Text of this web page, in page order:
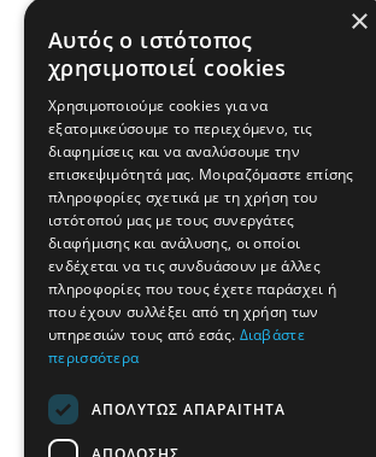
Πηγή
Previous Post
Ηλιόπουλος: «Ομολογία
κυβέρνησης από τον κ.
παρέμβει η Δικαιοσύνη»
×
Αυτός ο ιστότοπος
χρησιμοποιεί cookies
Χρησιμοποιούμε cookies για να
εξατομικεύσουμε το περιεχόμενο, τις
διαφημίσεις και να αναλύσουμε την
επισκεψιμότητά μας. Μοιραζόμαστε επίσης
πληροφορίες σχετικά με τη χρήση του
ιστότοπού μας με τους συνεργάτες
διαφήμισης και ανάλυσης, οι οποίοι
ενδέχεται να τις συνδυάσουν με άλλες
πληροφορίες που τους έχετε παράσχει ή
που έχουν συλλέξει από τη χρήση των
υπηρεσιών τους από εσάς. Διαβάστε
περισσότερα
ΑΠΟΛΎΤΩΣ ΑΠΑΡΑΊΤΗΤΑ